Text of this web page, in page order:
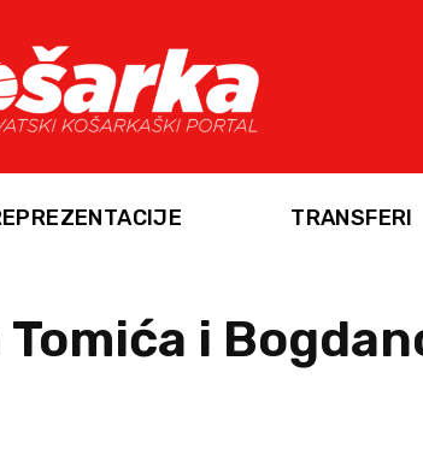
TRANSFERI
i